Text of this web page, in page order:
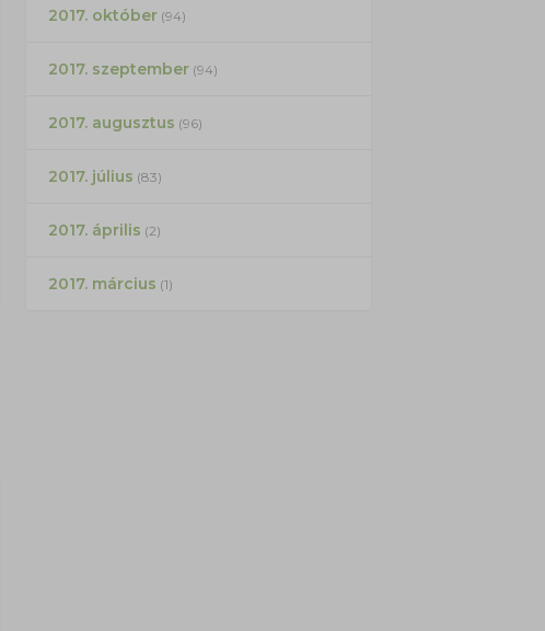
2017. október(94)
2017. szeptember(94)
2017. augusztus (96)
2017. július (83)
2017. április (2)
2017. március (1)